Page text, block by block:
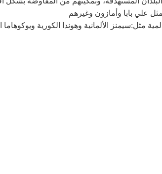
علي بابا وأمازون وغيرهم
مثل:سيمنز الألمانية وهوندا الكورية ويوكوهاما